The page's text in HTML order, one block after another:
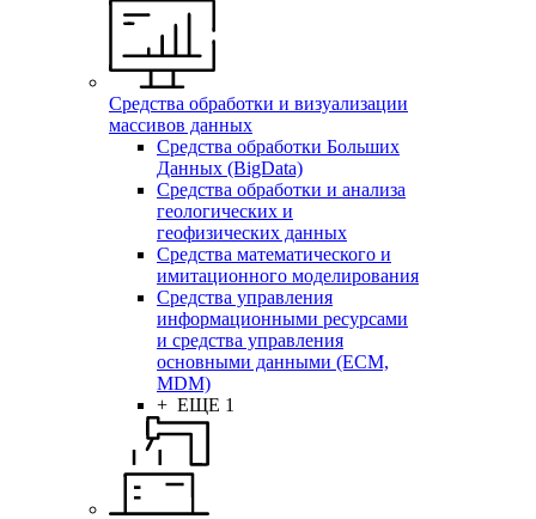
Средства обработки и визуализации
массивов данных
Средства обработки Больших
Данных (BigData)
Средства обработки и анализа
геологических и
геофизических данных
Средства математического и
имитационного моделирования
Средства управления
информационными ресурсами
и средства управления
основными данными (ECM,
MDM)
+ ЕЩЕ 1